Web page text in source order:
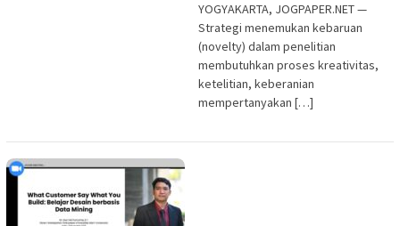
YOGYAKARTA, JOGPAPER.NET —
Strategi menemukan kebaruan
(novelty) dalam penelitian
membutuhkan proses kreativitas,
ketelitian, keberanian
mempertanyakan […]